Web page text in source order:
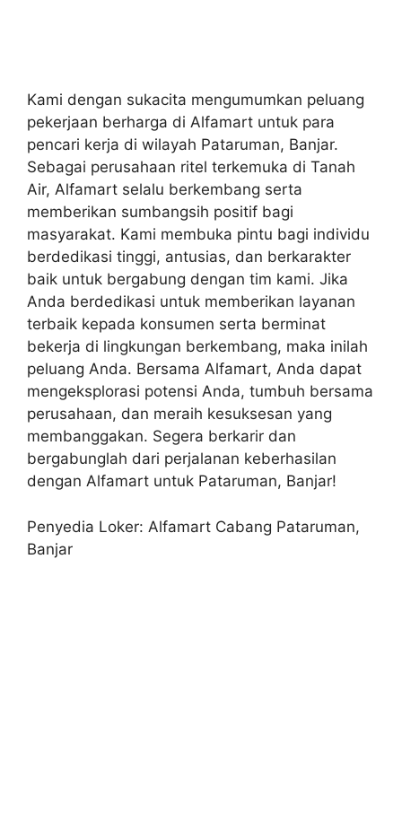
Kami dengan sukacita mengumumkan peluang
pekerjaan berharga di Alfamart untuk para
pencari kerja di wilayah Pataruman, Banjar.
Sebagai perusahaan ritel terkemuka di Tanah
Air, Alfamart selalu berkembang serta
memberikan sumbangsih positif bagi
masyarakat. Kami membuka pintu bagi individu
berdedikasi tinggi, antusias, dan berkarakter
baik untuk bergabung dengan tim kami. Jika
Anda berdedikasi untuk memberikan layanan
terbaik kepada konsumen serta berminat
bekerja di lingkungan berkembang, maka inilah
peluang Anda. Bersama Alfamart, Anda dapat
mengeksplorasi potensi Anda, tumbuh bersama
perusahaan, dan meraih kesuksesan yang
membanggakan. Segera berkarir dan
bergabunglah dari perjalanan keberhasilan
dengan Alfamart untuk Pataruman, Banjar!
Penyedia Loker: Alfamart Cabang Pataruman,
Banjar